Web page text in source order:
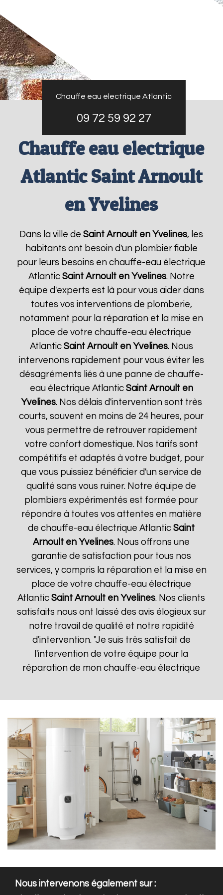
Chauffe eau electrique Atlantic
09 72 59 92 27
Chauffe eau electrique
Atlantic Saint Arnoult
en Yvelines
Dans la ville deSaint Arnoult en Yvelines, les
habitants ont besoin d'un plombier fiable
pour leurs besoins en chauffe-eau électrique
Atlantic Saint Arnoult en Yvelines. Notre
équipe d'experts est là pour vous aider dans
toutes vos interventions de plomberie,
notamment pour la réparation et la mise en
place de votre chauffe-eau électrique
Atlantic Saint Arnoult en Yvelines. Nous
intervenons rapidement pour vous éviter les
désagréments liés à une panne de chauffe-
eau électrique Atlantic Saint Arnoult en
Yvelines. Nos délais d'intervention sont très
courts, souvent en moins de 24 heures, pour
vous permettre de retrouver rapidement
votre confort domestique. Nos tarifs sont
compétitifs et adaptés à votre budget, pour
que vous puissiez bénéficier d'un service de
qualité sans vous ruiner. Notre équipe de
plombiers expérimentés est formée pour
répondre à toutes vos attentes en matière
de chauffe-eau électrique AtlanticSaint
Arnoult en Yvelines. Nous offrons une
garantie de satisfaction pour tous nos
services, y compris la réparation et la mise en
place de votre chauffe-eau électrique
AtlanticSaint Arnoult en Yvelines. Nos clients
satisfaits nous ont laissé des avis élogieux sur
notre travail de qualité et notre rapidité
d'intervention. "Je suis très satisfait de
l'intervention de votre équipe pour la
réparation de mon chauffe-eau électrique
Nous intervenons également sur :